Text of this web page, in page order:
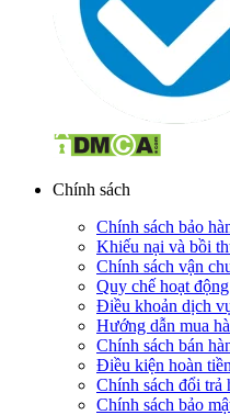
Chính sách
Chính sách bảo
Khiếu nại và bồi
Chính sách vận
Quy chế hoạt động
Điều khoản dịch
Hướng dẫn mua
Chính sách bán
Điều kiện hoàn tiền
Chính sách đổi trả
Chính sách bảo